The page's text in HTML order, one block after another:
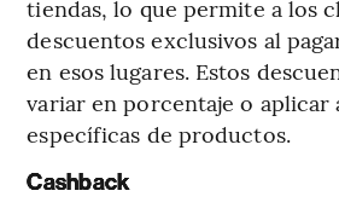
tiendas, lo que permite a los
descuentos exclusivos al
en esos lugares. Estos
variar en porcentaje o aplicar
específicas de productos.
Cashback